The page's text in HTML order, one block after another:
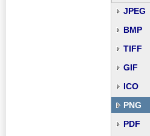
JPEG
BMP
TIFF
GIF
ICO
PNG
PDF